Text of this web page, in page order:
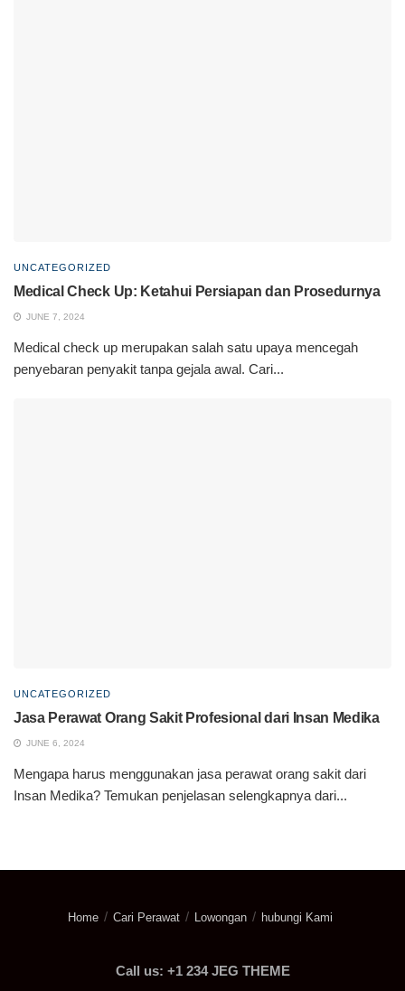
UNCATEGORIZED
Medical Check Up: Ketahui Persiapan dan Prosedurnya
JUNE 7, 2024
Medical check up merupakan salah satu upaya mencegah
penyebaran penyakit tanpa gejala awal. Cari...
UNCATEGORIZED
Jasa Perawat Orang Sakit Profesional dari Insan Medika
JUNE 6, 2024
Mengapa harus menggunakan jasa perawat orang sakit dari
Insan Medika? Temukan penjelasan selengkapnya dari...
Home Cari Perawat Lowongan hubungi Kami
Call us: +1 234 JEG THEME